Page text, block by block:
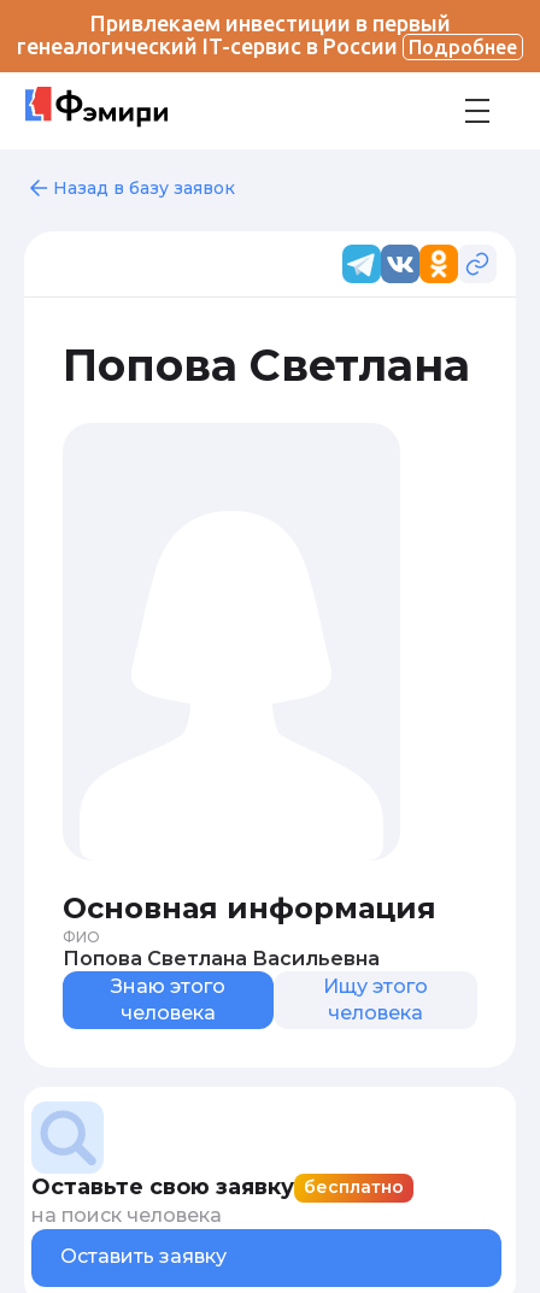
Привлекаем инвестиции в первый
генеалогический IT-сервис в России
Подробнее
Назад в базу заявок
Попова Светлана
Основная информация
ФИО
Попова Светлана Васильевна
Знаю этого
человека
Ищу этого
человека
Оставьте свою заявку бесплатно
на поиск человека
Оставить заявку